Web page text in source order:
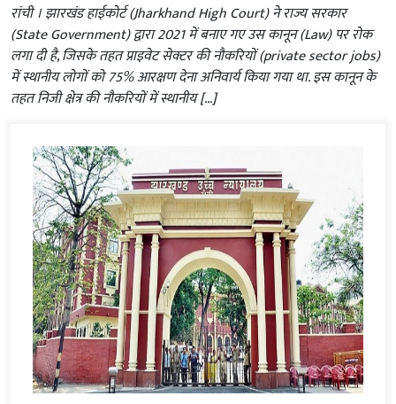
रांची । झारखंड हाईकोर्ट (Jharkhand High Court) ने राज्य सरकार
(State Government) द्वारा 2021 में बनाए गए उस कानून (Law) पर रोक
लगा दी है, जिसके तहत प्राइवेट सेक्टर की नौकरियों (private sector jobs)
में स्थानीय लोगों को 75% आरक्षण देना अनिवार्य किया गया था. इस कानून के
तहत निजी क्षेत्र की नौकरियों में स्थानीय […]